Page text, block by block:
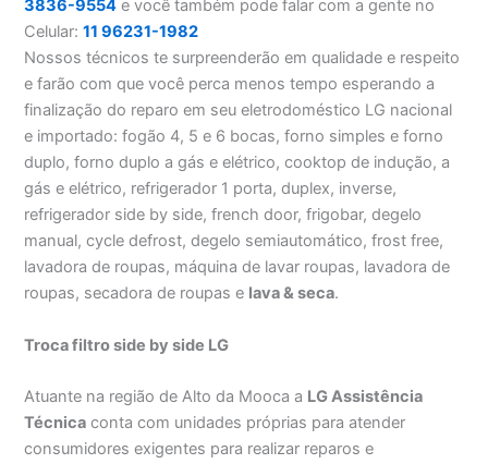
3836-9554 e você também pode falar com a gente no
Celular:11 96231-1982
Nossos técnicos te surpreenderão em qualidade e respeito
e farão com que você perca menos tempo esperando a
finalização do reparo em seu eletrodoméstico LG nacional
e importado: fogão 4, 5 e 6 bocas, forno simples e forno
duplo, forno duplo a gás e elétrico, cooktop de indução, a
gás e elétrico, refrigerador 1 porta, duplex, inverse,
refrigerador side by side, french door, frigobar, degelo
manual, cycle defrost, degelo semiautomático, frost free,
lavadora de roupas, máquina de lavar roupas, lavadora de
roupas, secadora de roupas e lava & seca.
Troca filtro side by side LG
Atuante na região de Alto da Mooca a LG Assistência
Técnica conta com unidades próprias para atender
consumidores exigentes para realizar reparos e